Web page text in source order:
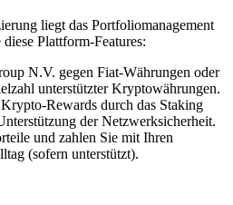
liegt das Portfoliomanagement
Plattform-Features:
N.V. gegen Fiat-Währungen oder
unterstützter Kryptowährungen.
Rewards durch das Staking
der Netzwerksicherheit.
und zahlen Sie mit Ihren
(sofern unterstützt).